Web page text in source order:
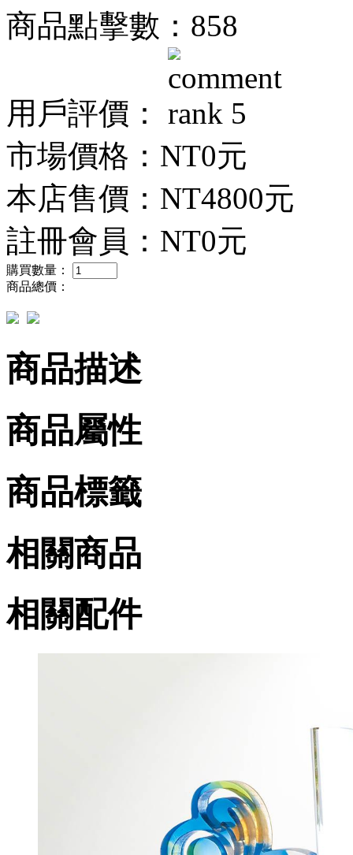
商品點擊數：858
用戶評價：
市場價格： NT0元
本店售價： NT4800元
註冊會員： NT0元
購買數量：
商品總價：
商品描述
商品屬性
商品標籤
相關商品
相關配件